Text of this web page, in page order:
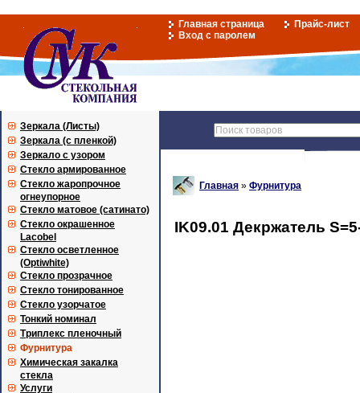
Главная страница
Прайс-лист
Вход с паролем
Зеркала (Листы)
Зеркала (с пленкой)
Зеркало с узором
Стекло армированное
Стекло жаропрочное
огнеупорное
Стекло матовое (сатинато)
Стекло окрашенное
Lacobel
Стекло осветленное
(Optiwhite)
Стекло прозрачное
Стекло тонированное
Стекло узорчатое
Тонкий номинал
Триплекс пленочный
Фурнитура
Химическая закалка
стекла
Услуги
Главная » Фурнитура
IK09.01 Декржатель